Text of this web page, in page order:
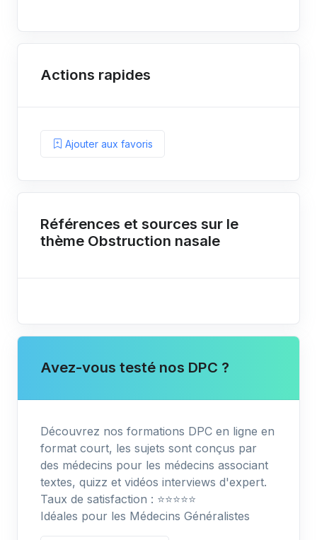
Actions rapides
Ajouter aux favoris
Références et sources sur le
thème Obstruction nasale
Avez-vous testé nos DPC ?
Découvrez nos formations DPC en ligne en
format court, les sujets sont conçus par
des médecins pour les médecins associant
textes, quizz et vidéos interviews d'expert.
Taux de satisfaction : ⭐️⭐️⭐️⭐️⭐️
Idéales pour les Médecins Généralistes